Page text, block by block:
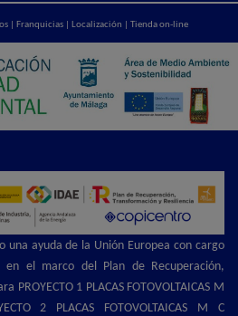
| Franquicias | Localización | Tienda on-line
una ayuda de la Unión Europea con cargo
en el marco del Plan de Recuperación,
PROYECTO 1 PLACAS FOTOVOLTAICAS M
2 PLACAS FOTOVOLTAICAS M C